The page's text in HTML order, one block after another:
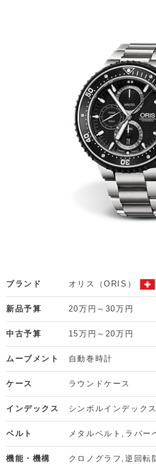
ブランド オリス（ORIS）
新品予算 20万円～30万円
中古予算 15万円～20万円
ムーブメント 自動巻時計
ケース ラウンドケース
インデックス シンボルインデックス
ベルト メタルベルト ラバー
機能・機構 クロノグラフ 逆回転